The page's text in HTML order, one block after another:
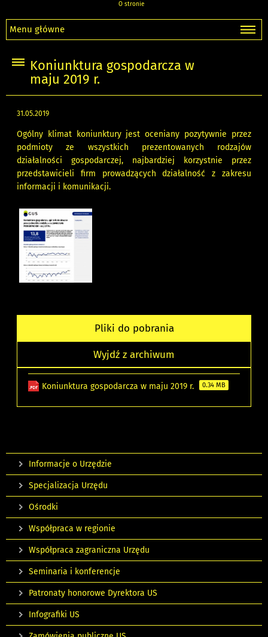
O stronie
Menu główne
Koniunktura gospodarcza w
maju 2019 r.
31.05.2019
Ogólny klimat koniunktury jest oceniany pozytywnie przez
podmioty ze wszystkich prezentowanych rodzajów
działalności gospodarczej, najbardziej korzystnie przez
przedstawicieli firm prowadzących działalność z zakresu
informacji i komunikacji.
Pliki do pobrania
Wyjdź z archiwum
Koniunktura gospodarcza w maju 2019 r. 0.34 MB
Informacje o Urzędzie
Specjalizacja Urzędu
Ośrodki
Współpraca w regionie
Współpraca zagraniczna Urzędu
Seminaria i konferencje
Patronaty honorowe Dyrektora US
Infografiki US